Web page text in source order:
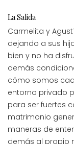
La Salida
Carmelita y
dejando a sus
bien y no ha
demás
cómo somos
entorno privado
para ser fuertes
matrimonio
maneras de
demás al propio